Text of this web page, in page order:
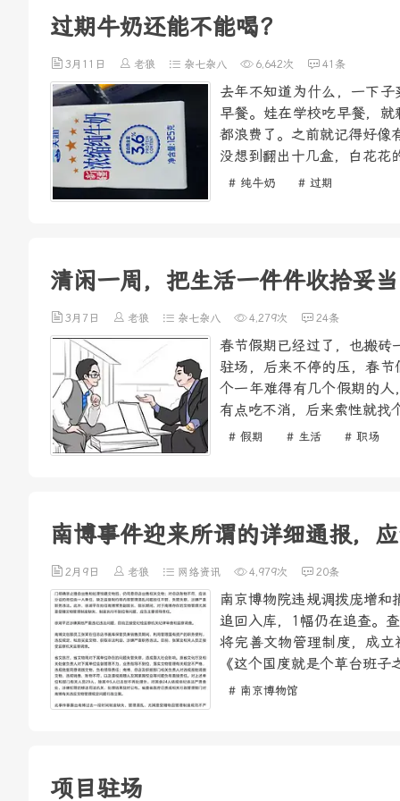
过期牛奶还能不能喝？
3月11日 老狼 杂七杂八 6,642次 41条
去年不知道为什么，一下
早餐。娃在学校吃早餐，
都浪费了。之前就记得好像
没想到翻出十几盒，白花花
# 纯牛奶 # 过期
清闲一周，把生活一件件收拾妥当
3月7日 老狼 杂七杂八 4,279次 24条
春节假期已经过了，也搬砖
驻场，后来不停的压，春
个一年难得有几个假期的
有点吃不消，后来索性就找
# 假期 # 生活 # 职场
南博事件迎来所谓的详细通报，
2月9日 老狼 网络资讯 4,979次 20条
南京博物院违规调拨庞增
追回入库，1幅仍在追查。
将完善文物管理制度，成
《这个国度就是个草台班
# 南京博物馆
项目驻场